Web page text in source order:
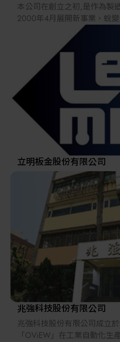
本公司在創立之初,是作為製
2000年4月展開新事業，蛻
以液晶、半導體關係設備、
2005年6月野村工業和SN精
以此為契機將Group名稱由
UNISON Group。
同年9月、隨著設備的大型化,
能有更多的業務發展,於台灣
塵室的｢台中總公司」竣工,
台北辦事處,作為推展世界貿
2021年現在、作為野村
持續邁向更蓬勃的發展。
立明板金股份有限公司
兆強科技股份有限公司
兆強科技股份有限公司成立
「OViEW」在工業自動化生